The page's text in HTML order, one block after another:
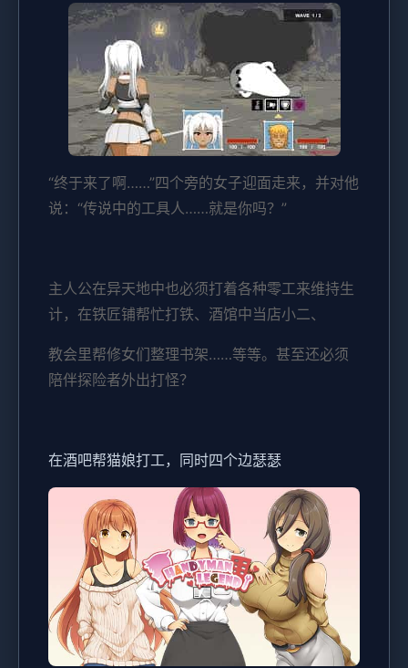
“终于来了啊……”四个旁的女子迎面走来，并对他
说：“传说中的工具人……就是你吗？”
主人公在异天地中也必须打着各种零工来维持生
计，在铁匠铺帮忙打铁、酒馆中当店小二、
教会里帮修女们整理书架……等等。甚至还必须
陪伴探险者外出打怪？
在酒吧帮猫娘打工，同时四个边瑟瑟